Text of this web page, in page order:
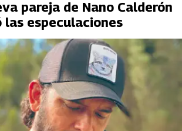
pareja de Nano Calderón
las especulaciones